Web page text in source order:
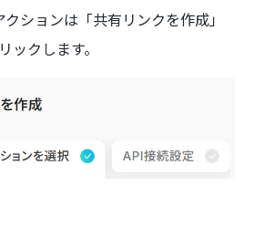
ションは「共有リンクを作成」
ックします。